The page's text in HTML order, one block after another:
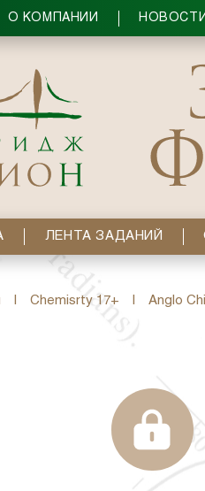
О КОМПАНИИ НОВОСТИ
ЛЕНТА ЗАДАНИЙ
Chemisrty 17+ Anglo